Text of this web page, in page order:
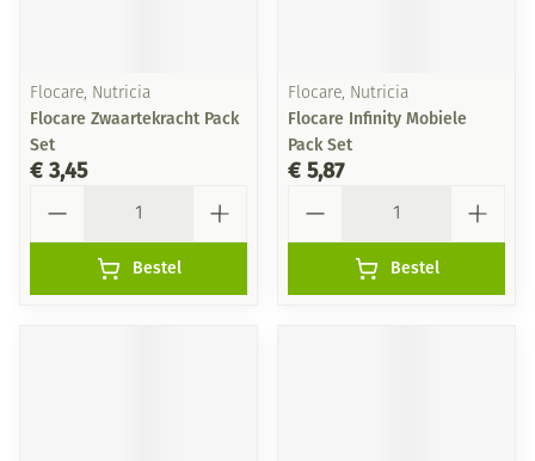
Flocare, Nutricia
Flocare Zwaartekracht Pack
Set
€ 3,45
Bestel
Flocare, Nutricia
Flocare Infinity Mobiele
Pack Set
€ 5,87
Bestel